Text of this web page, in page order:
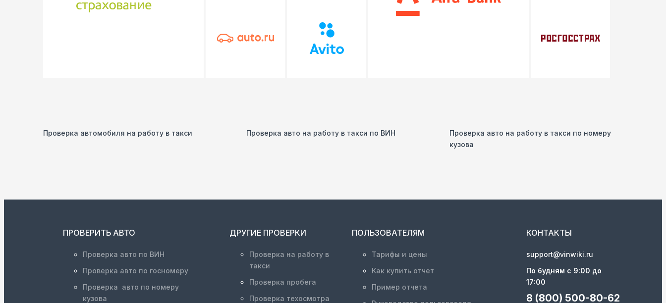
Проверка автомобиля на работу в такси Проверка авто на работу в такси по ВИН
Проверка авто на работу в такси по номеру
кузова
ПРОВЕРИТЬ АВТО
Проверка авто по ВИН
Проверка авто по госномеру
Проверка авто по номеру
кузова
ДРУГИЕ ПРОВЕРКИ
Проверка на работу в
такси
Проверка пробега
Проверка техосмотра
ПОЛЬЗОВАТЕЛЯМ
Тарифы и цены
Как купить отчет
Пример отчета
КОНТАКТЫ
support@vinwiki.ru
По будням с 9:00 до
17:00
8 (800) 500-80-62